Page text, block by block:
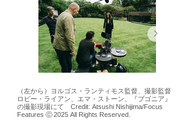
（左から）ヨルゴス・ランティモス監督、撮影監督
ロビー・ライアン、エマ・ストーン、『ブゴニア』
の撮影現場にて Credit: Atsushi Nishijima/Focus
Features Ⓒ 2025 All Rights Reserved.